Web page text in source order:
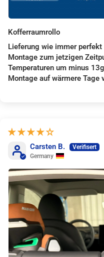
Kofferraumrollo
Lieferung wie immer perfekt
Montage zum jetzigen
Temperaturen um minus
Montage auf wärmere Tage
Carsten B.
Germany